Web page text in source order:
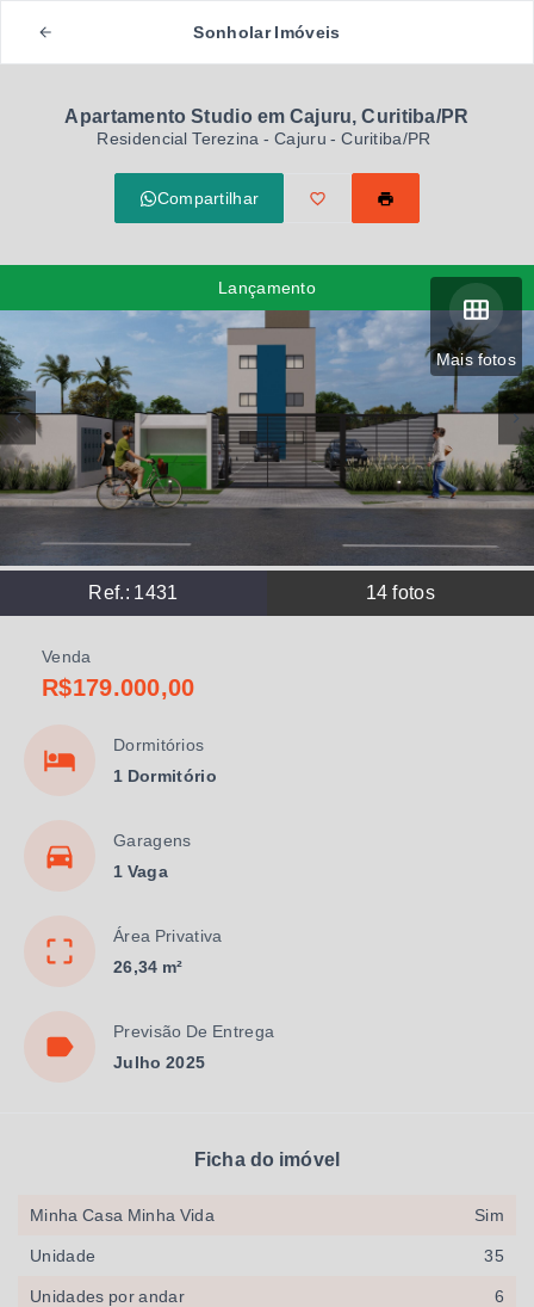
Sonholar Imóveis
Apartamento Studio em Cajuru, Curitiba/PR
Residencial Terezina -Cajuru - Curitiba/PR
Compartilhar
Mais fotos
Ref.: 1431 14 fotos
Lançamento
Venda
R$179.000,00
Dormitórios
1 Dormitório
Garagens
1 Vaga
Área Privativa
26,34 m²
Previsão De Entrega
Julho 2025
Ficha do imóvel
Minha Casa Minha Vida Sim
Unidade 35
Unidades por andar 6